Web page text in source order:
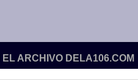
ARCHIVO DELA106.COM